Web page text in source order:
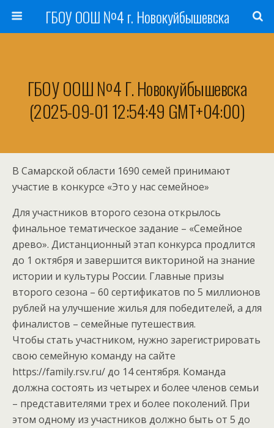
ГБОУ ООШ №4 г. Новокуйбышевска
ГБОУ ООШ №4 Г. Новокуйбышевска
(2025-09-01 12:54:49 GMT+04:00)
В Самарской области 1690 семей принимают
участие в конкурсе «Это у нас семейное»
Для участников второго сезона открылось
финальное тематическое задание – «Семейное
древо». Дистанционный этап конкурса продлится
до 1 октября и завершится викториной на знание
истории и культуры России. Главные призы
второго сезона – 60 сертификатов по 5 миллионов
рублей на улучшение жилья для победителей, а для
финалистов – семейные путешествия.
Чтобы стать участником, нужно зарегистрировать
свою семейную команду на сайте
https://family.rsv.ru/ до 14 сентября. Команда
должна состоять из четырех и более членов семьи
– представителями трех и более поколений. При
этом одному из участников должно быть от 5 до